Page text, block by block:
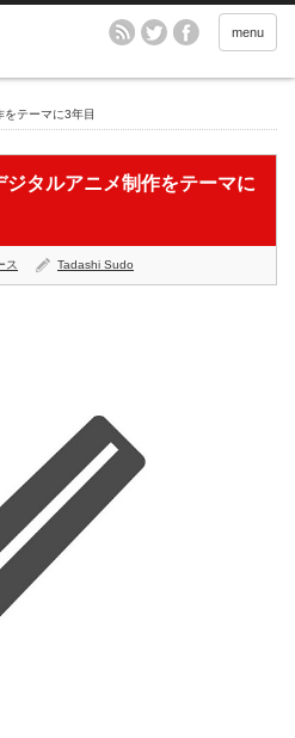
menu
テーマに3年目
タルアニメ制作をテーマに
ス Tadashi Sudo